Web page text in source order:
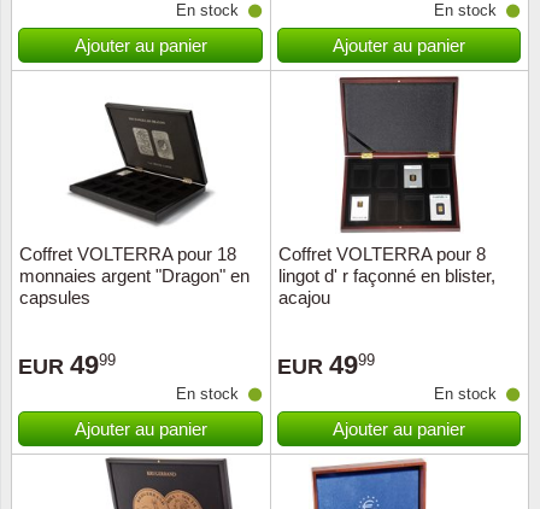
En stock
Ajouter au panier
En stock
Ajouter au panier
Coffret VOLTERRA pour 18
monnaies argent "Dragon" en
capsules
EUR 4999
En stock
Ajouter au panier
Coffret VOLTERRA pour 8
lingot d' r façonné en blister,
acajou
EUR 4999
En stock
Ajouter au panier
Islande
Japon
Malte